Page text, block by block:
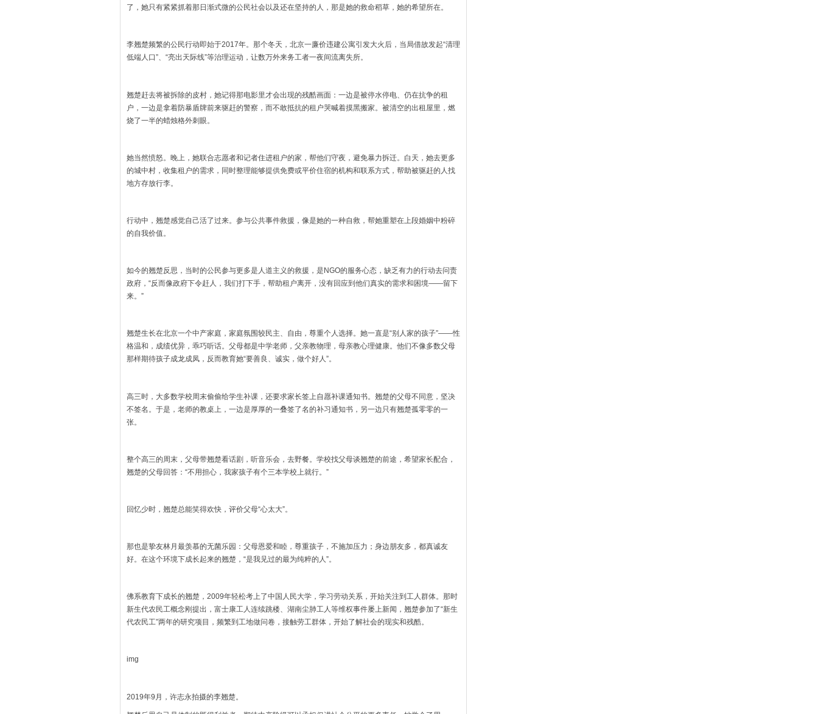
了，她只有紧紧抓着那日渐式微的公民社会以及还在坚持的人，那是她的救命稻草，她的希望所在。
李翘楚频繁的公民行动即始于2017年。那个冬天，北京一廉价违建公寓引发大火后，当局借故发起“清理
低端人口”、“亮出天际线”等治理运动，让数万外来务工者一夜间流离失所。
翘楚赶去将被拆除的皮村，她记得那电影里才会出现的残酷画面：一边是被停水停电、仍在抗争的租
户，一边是拿着防暴盾牌前来驱赶的警察，而不敢抵抗的租户哭喊着摸黑搬家。被清空的出租屋里，燃
烧了一半的蜡烛格外刺眼。
她当然愤怒。晚上，她联合志愿者和记者住进租户的家，帮他们守夜，避免暴力拆迁。白天，她去更多
的城中村，收集租户的需求，同时整理能够提供免费或平价住宿的机构和联系方式，帮助被驱赶的人找
地方存放行李。
行动中，翘楚感觉自己活了过来。参与公共事件救援，像是她的一种自救，帮她重塑在上段婚姻中粉碎
的自我价值。
如今的翘楚反思，当时的公民参与更多是人道主义的救援，是NGO的服务心态，缺乏有力的行动去问责
政府，“反而像政府下令赶人，我们打下手，帮助租户离开，没有回应到他们真实的需求和困境——留下
来。”
翘楚生长在北京一个中产家庭，家庭氛围较民主、自由，尊重个人选择。她一直是“别人家的孩子”——性
格温和，成绩优异，乖巧听话。父母都是中学老师，父亲教物理，母亲教心理健康。他们不像多数父母
那样期待孩子成龙成凤，反而教育她“要善良、诚实，做个好人”。
高三时，大多数学校周末偷偷给学生补课，还要求家长签上自愿补课通知书。翘楚的父母不同意，坚决
不签名。于是，老师的教桌上，一边是厚厚的一叠签了名的补习通知书，另一边只有翘楚孤零零的一
张。
整个高三的周末，父母带翘楚看话剧，听音乐会，去野餐。学校找父母谈翘楚的前途，希望家长配合，
翘楚的父母回答：“不用担心，我家孩子有个三本学校上就行。”
回忆少时，翘楚总能笑得欢快，评价父母“心太大”。
那也是挚友林月最羡慕的无菌乐园：父母恩爱和睦，尊重孩子，不施加压力；身边朋友多，都真诚友
好。在这个环境下成长起来的翘楚，“是我见过的最为纯粹的人”。
佛系教育下成长的翘楚，2009年轻松考上了中国人民大学，学习劳动关系，开始关注到工人群体。那时
新生代农民工概念刚提出，富士康工人连续跳楼、湖南尘肺工人等维权事件屡上新闻，翘楚参加了“新生
代农民工”两年的研究项目，频繁到工地做问卷，接触劳工群体，开始了解社会的现实和残酷。
img
2019年9月，许志永拍摄的李翘楚。